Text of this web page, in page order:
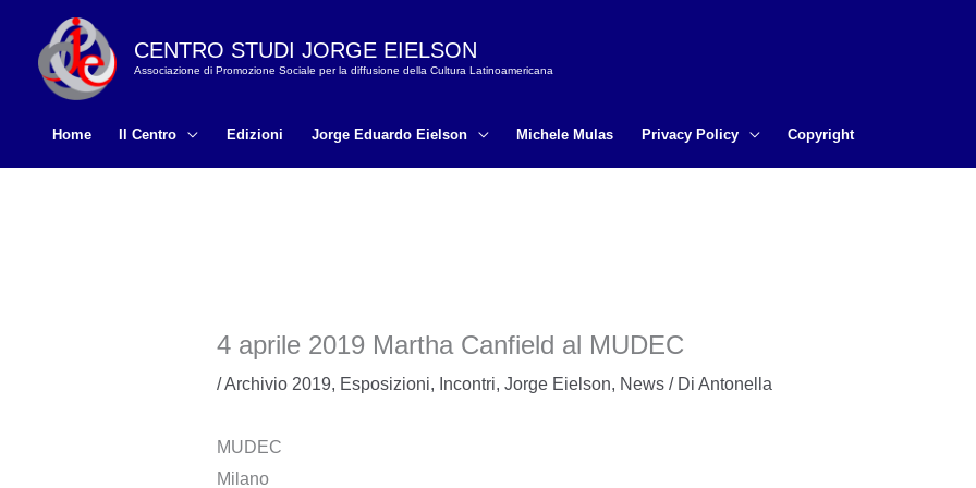
contenuto
CENTRO STUDI JORGE EIELSON
Associazione di Promozione Sociale per la diffusione della Cultura Latinoamericana
Home Il Centro Edizioni Jorge Eduardo Eielson Michele Mulas Privacy Policy Copyright
4 aprile 2019 Martha Canfield al MUDEC
/Archivio 2019, Esposizioni, Incontri, Jorge Eielson, News/ Di Antonella
MUDEC
Milano